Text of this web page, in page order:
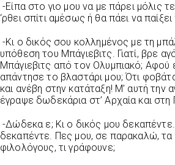
-Είπα στο γιο μου να με πάρει μόλις
‘ρθει σπίτι αμέσως ή θα πάει να
-Κι ο δικός σου κολλημένος με τη
υπόθεση του Μπάγιεβιτς. Γιατί, βρε
Μπάγιεβιτς από τον Ολυμπιακό; Αφού
απάντησε το βλαστάρι μου; Ότι
και ανέβη στην κατάταξη! Μ’ αυτή
έγραψε δωδεκάρια στ’ Αρχαία και
-Δώδεκα ε; Κι ο δικός μου
δεκαπέντε. Πες μου, σε παρακαλώ, τα
φιλολόγους, τι γράφουνε;